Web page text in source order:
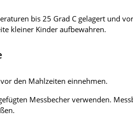
bis 25 Grad C gelagert und
kleiner Kinder aufbewahren.
den Mahlzeiten einnehmen.
Messbecher verwenden.